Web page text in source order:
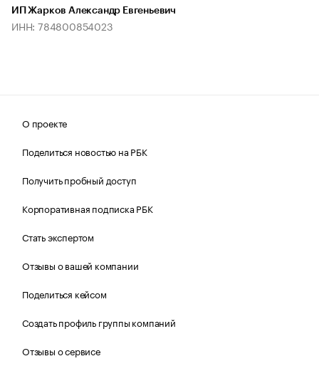
ИП Жарков Александр Евгеньевич
ИНН: 784800854023
О проекте
Поделиться новостью на РБК
Получить пробный доступ
Корпоративная подписка РБК
Стать экспертом
Отзывы о вашей компании
Поделиться кейсом
Создать профиль группы компаний
Отзывы о сервисе